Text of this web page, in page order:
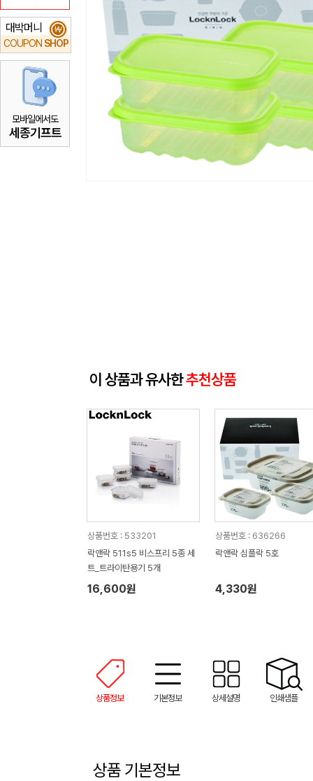
대박머니
COUPON SHOP
₩
모바일에서도
세종기프트
이 상품과 유사한추천상품
상품번호 : 533201
락앤락 511s5 비스프리 5종 세
트_트라이탄용기 5개
16,600원
상품번호 : 636266
락앤락 심플락 5호
4,330원
상품정보 기본정보 상세설명 인쇄샘플
상품 기본정보